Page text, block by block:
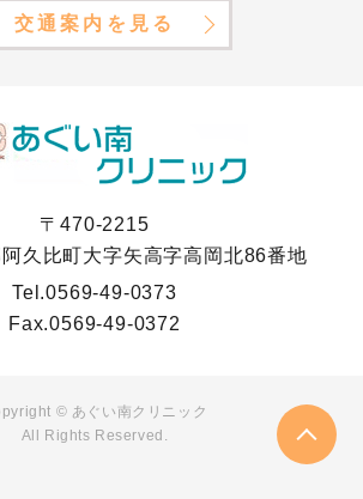
交通案内を見る
〒470-2215
久比町大字矢高字高岡北86番地
Tel.0569-49-0373
Fax.0569-49-0372
© あぐい南クリニック
All Rights Reserved.